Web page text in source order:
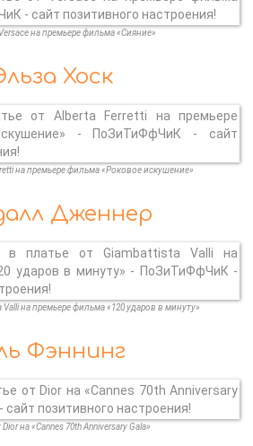
на премьере фильма «Сияние»
Хоск
на премьере фильма «Роковое искушение»
Дженнер
Valli на премьере фильма «120 ударов в минуту»
Фэннинг
на «Cannes 70th Anniversary Gala»